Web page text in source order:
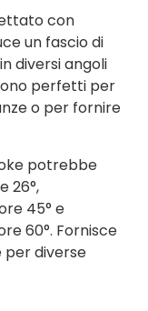
con
un fascio di
diversi angoli
perfetti per
o per fornire
potrebbe
26°,
45° e
60°. Fornisce
per diverse